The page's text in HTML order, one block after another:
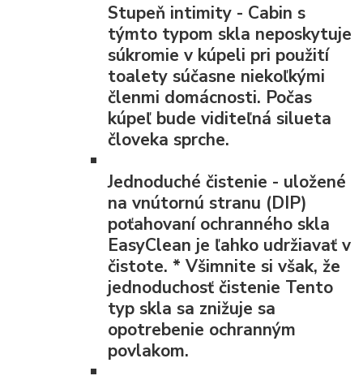
Stupeň intimity - Cabin s
týmto typom skla neposkytuje
súkromie v kúpeli pri použití
toalety súčasne niekoľkými
členmi domácnosti. Počas
kúpeľ bude viditeľná silueta
človeka sprche.
Jednoduché čistenie - uložené
na vnútornú stranu (DIP)
poťahovaní ochranného skla
EasyClean je ľahko udržiavať v
čistote. *Všimnite si však, že
jednoduchosť čistenie Tento
typ skla sa znižuje sa
opotrebenie ochranným
povlakom.